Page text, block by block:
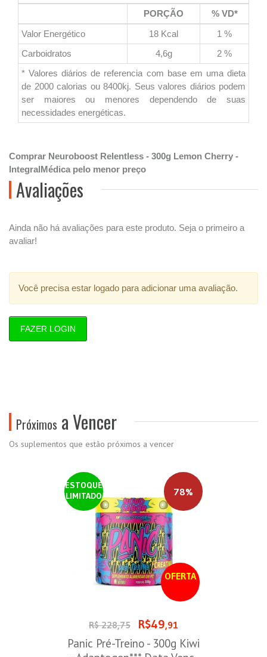
PORÇÃO
% VD*
Valor Energético
18 Kcal
1 %
Carboidratos
4,6g
2 %
* Valores diários de referencia com base em uma dieta
de 2000 calorias ou 8400kj. Seus valores diários podem
ser maiores ou menores dependendo de suas
necessidades energéticas.
Comprar Neuroboost Relentless - 300g Lemon Cherry -
IntegralMédica pelo menor preço
Avaliações
Ainda não há avaliações para este produto. Seja o primeiro a
avaliar!
Você precisa estar logado para adicionar uma avaliação.
FAZER LOGIN
Próximos a Vencer
Os suplementos que estão próximos a vencer
ESTOQUE
LIMITADO
OFERTA
78%
R$ 228,75 R$49,91
Panic Pré-Treino - 300g Kiwi